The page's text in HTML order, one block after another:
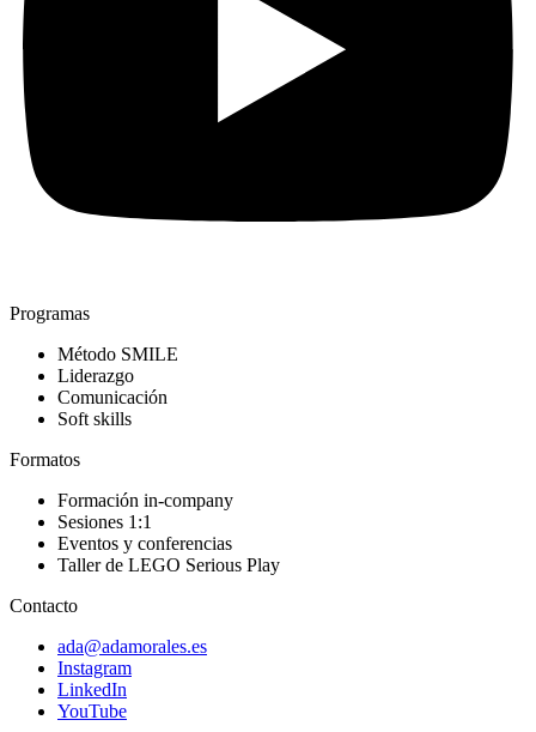
Programas
Método SMILE
Liderazgo
Comunicación
Soft skills
Formatos
Formación in-company
Sesiones 1:1
Eventos y conferencias
Taller de LEGO Serious Play
Contacto
ada@adamorales.es
Instagram
LinkedIn
YouTube